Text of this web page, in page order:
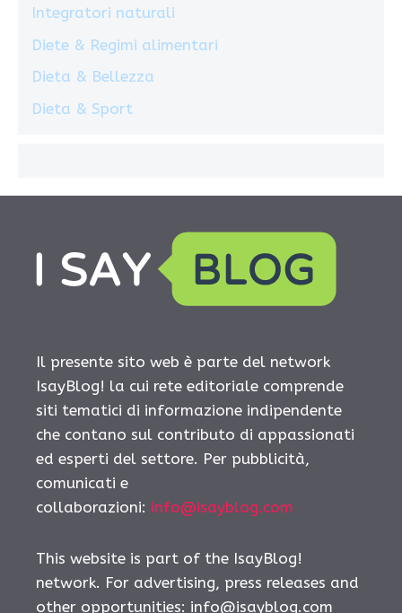
Integratori naturali
Diete & Regimi alimentari
Dieta & Bellezza
Dieta & Sport
Il presente sito web è parte del network
IsayBlog! la cui rete editoriale comprende
siti tematici di informazione indipendente
che contano sul contributo di appassionati
ed esperti del settore. Per pubblicità,
comunicati e
collaborazioni: info@isayblog.com
This website is part of the IsayBlog!
network. For advertising, press releases and
other opportunities: info@isayblog.com